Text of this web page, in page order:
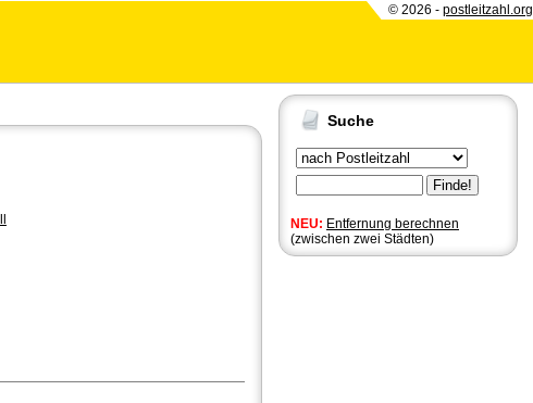
© 2026 - postleitzahl.org
Suche
NEU: Entfernung berechnen
(zwischen zwei Städten)